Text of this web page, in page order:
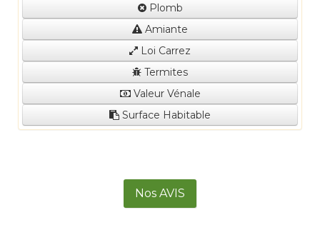
Plomb
Amiante
Loi Carrez
Termites
Valeur Vénale
Surface Habitable
Nos AVIS